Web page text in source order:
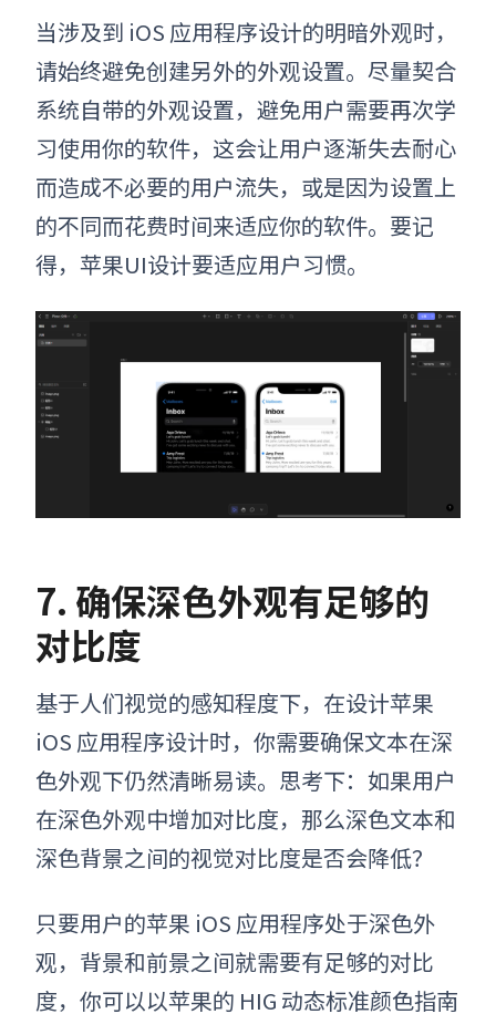
当涉及到 iOS 应用程序设计的明暗外观时，
请始终避免创建另外的外观设置。尽量契合
系统自带的外观设置，避免用户需要再次学
习使用你的软件， 这会让用户逐渐失去耐心
而造成不必要的用户流失， 或是因为设置上
的不同而花费时间来适应你的软件。要记
得，苹果UI设计要适应用户习惯。
7. 确保深色外观有足够的
对比度
基于人们视觉的感知程度下， 在设计苹果
iOS 应用程序设计时，你需要确保文本在深
色外观下仍然清晰易读。 思考下：如果用户
在深色外观中增加对比度，那么深色文本和
深色背景之间的视觉对比度是否会降低？
只要用户的苹果 iOS 应用程序处于深色外
观，背景和前景之间就需要有足够的对比
度， 你可以以苹果的 HIG 动态标准颜色指南